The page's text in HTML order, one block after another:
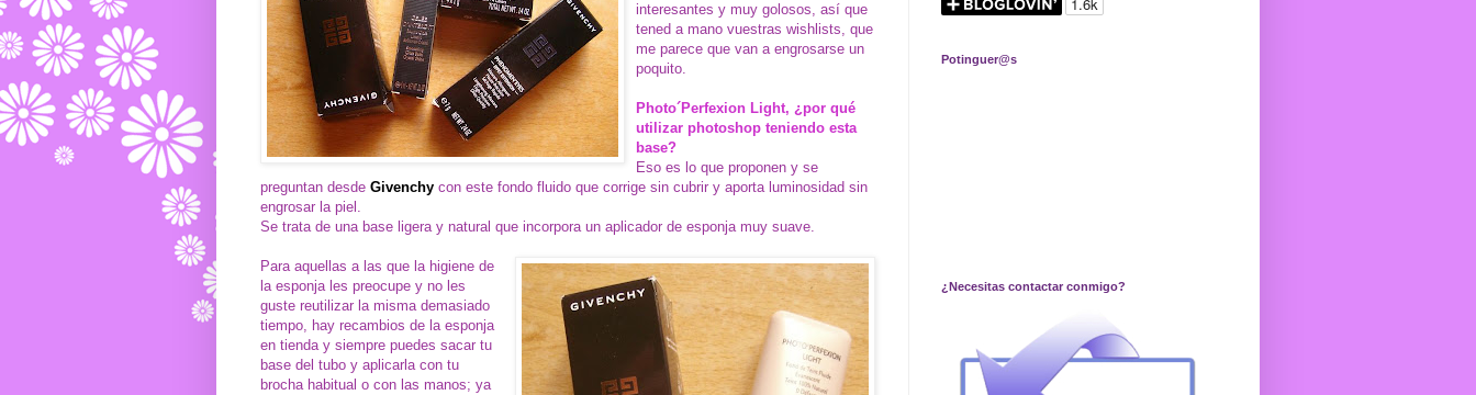
interesantes y muy golosos, así que
tened a mano vuestras wishlists, que
me parece que van a engrosarse un
poquito.
Photo´Perfexion Light, ¿por qué
utilizar photoshop teniendo esta
base?
Eso es lo que proponen y se
preguntan desde Givenchy con este fondo fluido que corrige sin cubrir y aporta luminosidad sin
engrosar la piel.
Se trata de una base ligera y natural que incorpora un aplicador de esponja muy suave.
Para aquellas a las que la higiene de
la esponja les preocupe y no les
guste reutilizar la misma demasiado
tiempo, hay recambios de la esponja
en tienda y siempre puedes sacar tu
base del tubo y aplicarla con tu
brocha habitual o con las manos; ya
Potinguer@s
¿Necesitas contactar conmigo?